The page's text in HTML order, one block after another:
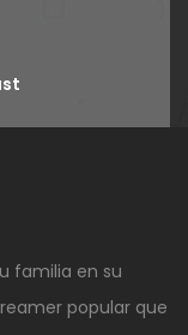
familia en su
popular que